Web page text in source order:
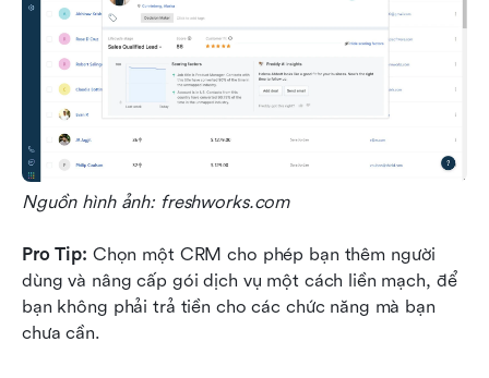
Nguồn hình ảnh: freshworks.com
Pro Tip: Chọn một CRM cho phép bạn thêm người
dùng và nâng cấp gói dịch vụ một cách liền mạch, để
bạn không phải trả tiền cho các chức năng mà bạn
chưa cần.